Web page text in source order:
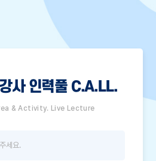
사 인력풀 C.A.LL.
& Activity. Live Lecture